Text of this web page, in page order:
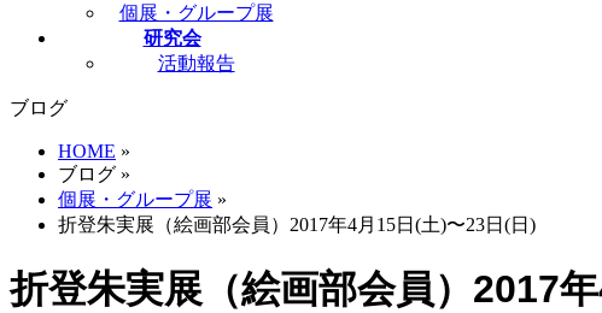
個展・グループ展
研究会
活動報告
ブログ
HOME »
ブログ »
個展・グループ展 »
折登朱実展（絵画部会員）2017年4月15日(土)〜23日(日)
折登朱実展（絵画部会員）2017